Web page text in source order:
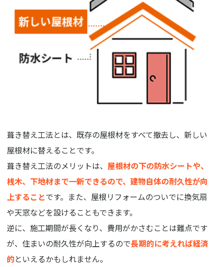
葺き替え工法とは、既存の屋根材をすべて撤去し、新しい
屋根材に替えることです。
葺き替え工法のメリットは、 屋根材の下の防水シートや、
桟木、下地材まで一新できるので、建物自体の耐久性が向
上することです。また、屋根リフォームのついでに換気扇
や天窓などを設けることもできます。
逆に、施工期間が長くなり、費用がかさむことは難点です
が、住まいの耐久性が向上するので長期的に考えれば経済
的といえるかもしれません。